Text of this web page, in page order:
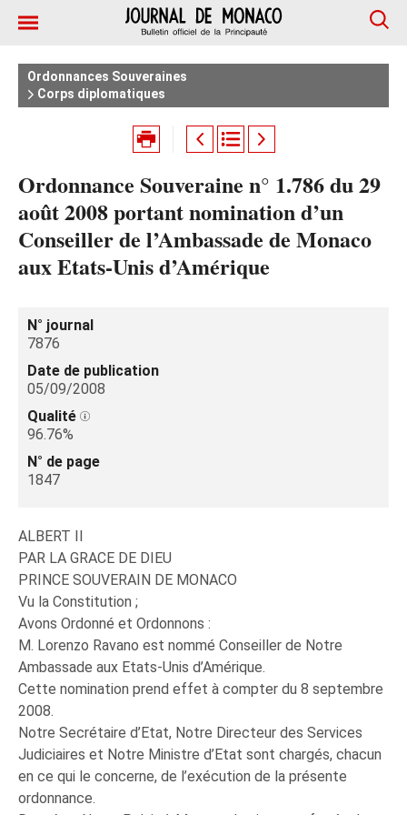
Ordonnances Souveraines
Corps diplomatiques
Ordonnance Souveraine n° 1.786 du 29
août 2008 portant nomination d’un
Conseiller de l’Ambassade de Monaco
aux Etats-Unis d’Amérique
N° journal
7876
Date de publication
05/09/2008
Qualité
96.76%
N° de page
1847
ALBERT II
PAR LA GRACE DE DIEU
PRINCE SOUVERAIN DE MONACO
Vu la Constitution ;
Avons Ordonné et Ordonnons :
M. Lorenzo Ravano est nommé Conseiller de Notre
Ambassade aux Etats-Unis d’Amérique.
Cette nomination prend effet à compter du 8 septembre
2008.
Notre Secrétaire d’Etat, Notre Directeur des Services
Judiciaires et Notre Ministre d’Etat sont chargés, chacun
en ce qui le concerne, de l’exécution de la présente
ordonnance.